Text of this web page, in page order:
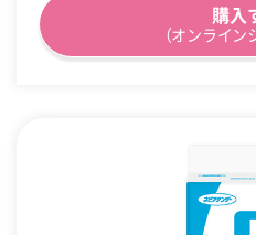
購入
（オンライン